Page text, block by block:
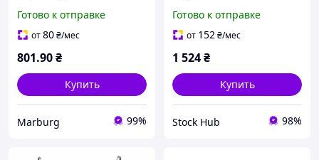
Готово к отправке
от80₴/мес
801.90₴
Купить
Marburg 99%
чехлы для
автомобильных сидушек
Готово к отправке
от 152₴/мес
1 524₴
Купить
Stock Hub 98%